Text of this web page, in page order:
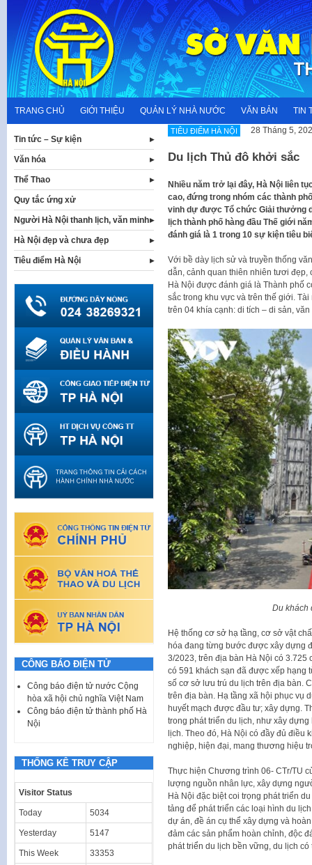
content
TRANG CHỦ GIỚI THIỆU QUẢN LÝ NHÀ NƯỚC VĂN BẢN TIN
TIÊU ĐIỂM HÀ NỘI 28 Tháng 5,
Du lịch Thủ đô khởi sắc
​Nhiều năm trở lại đây, Hà Nội liên
cao, đứng trong nhóm các thành
vinh dự được Tổ chức Giải thưởng
lịch thành phố hàng đầu Thế giới
đánh giá là 1 trong 10 sự kiện tiêu
Với bề dày lịch sử và truyền thống
dẫn, cảnh quan thiên nhiên tươi đẹp,
Hà Nội được đánh giá là Thành phố
sắc trong khu vực và trên thế giới.
trên 04 khía cạnh: di tích – di sản,
Du khách
Hệ thống cơ sở hạ tầng, cơ sở vật
hóa đang từng bước được xây dựng
3/2023, trên địa bàn Hà Nội có
có 591 khách sạn đã được xếp hạng
số cơ sở lưu trú du lịch trên địa bàn.
trên địa bàn. Hạ tầng xã hội phục vụ
huyết mạch được đầu tư; xây dựng.
trong phát triển du lịch, như xây
lịch. Theo đó, Hà Nội có đầy đủ điều
nghiệp, hiện đại, mang thương hiệu
Thực hiện Chương trình 06- CTr/TU
lượng nguồn nhân lực, xây dựng
Hà Nội đặc biệt coi trọng phát triển
tảng để phát triển các loại hình du
dự án, đề án cụ thể xây dựng và
đảm các sản phẩm hoàn chỉnh, độc
phát triển du lịch bền vững, du lịch
Tin tức – Sự kiện
Văn hóa
Thể Thao
Quy tắc ứng xử
Người Hà Nội thanh lịch, văn minh
Hà Nội đẹp và chưa đẹp
Tiêu điểm Hà Nội
CÔNG BÁO ĐIỆN TỬ
Công báo điện tử nước Cộng
hòa xã hội chủ nghĩa Việt Nam
Công báo điện tử thành phố Hà
Nội
THỐNG KÊ TRUY CẬP
Visitor Status
Today 5034
Yesterday 5147
This Week 33353